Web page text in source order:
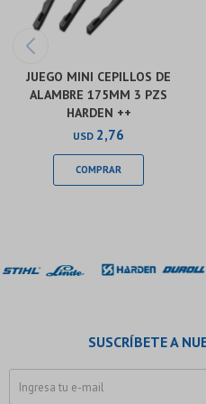
JUEGO MINI CEPILLOS DE
ALAMBRE 175MM 3 PZS
HARDEN ++
USD 2,76
SUSCRÍBETE A